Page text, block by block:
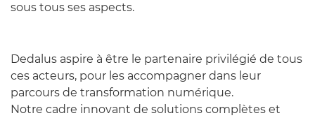
sous tous ses aspects.
Dedalus aspire à être le partenaire privilégié de tous
ces acteurs, pour les accompagner dans leur
parcours de transformation numérique.
Notre cadre innovant de solutions complètes et